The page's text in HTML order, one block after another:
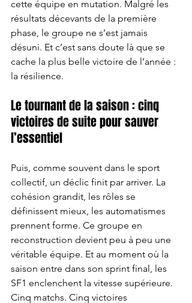
cette équipe en mutation. Malgré les
résultats décevants de la première
phase, le groupe ne s’est jamais
désuni. Et c’est sans doute là que se
cache la plus belle victoire de l’année :
la résilience.
Le tournant de la saison : cinq
victoires de suite pour sauver
l’essentiel
Puis, comme souvent dans le sport
collectif, un déclic finit par arriver. La
cohésion grandit, les rôles se
définissent mieux, les automatismes
prennent forme. Ce groupe en
reconstruction devient peu à peu une
véritable équipe. Et au moment où la
saison entre dans son sprint final, les
SF1 enclenchent la vitesse supérieure.
Cinq matchs. Cinq victoires